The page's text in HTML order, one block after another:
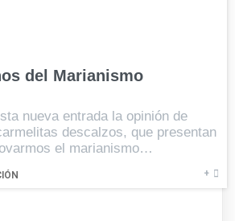
del Marianismo
nueva entrada la opinión de
descalzos, que presentan
el marianismo…
+